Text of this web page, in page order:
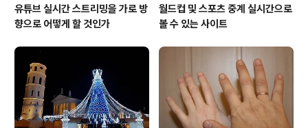
유튜브 실시간 스트리밍을 가로 방
향으로 어떻게 할 것인가
월드컵 및 스포츠 중계 실시간으로
볼 수 있는 사이트